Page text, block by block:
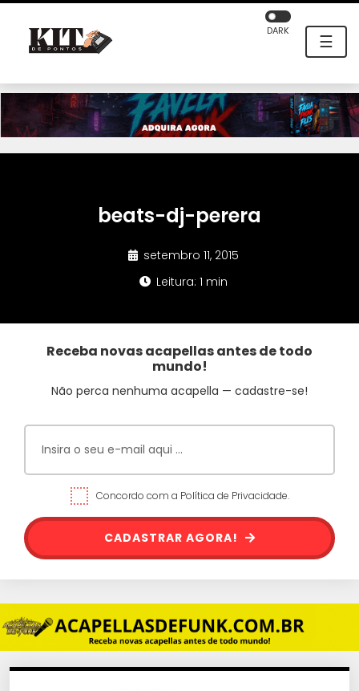
☰
DARK
beats-dj-perera
setembro 11, 2015
Leitura: 1 min
Receba novas acapellas antes de todo
mundo!
Não perca nenhuma acapella — cadastre-se!
Concordo com a Política de Privacidade.
CADASTRAR AGORA!